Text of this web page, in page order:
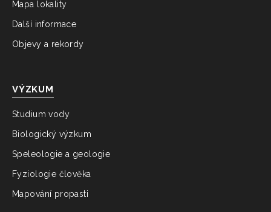
Mapa lokality
Další informace
Objevy a rekordy
VÝZKUM
Studium vody
Biologický výzkum
Speleologie a geologie
Fyziologie člověka
Mapování propasti